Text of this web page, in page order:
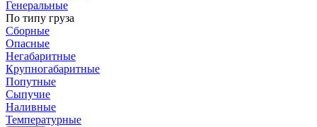
Генеральные
По типу груза
Сборные
Опасные
Негабаритные
Крупногабаритные
Попутные
Сыпучие
Наливные
Температурные